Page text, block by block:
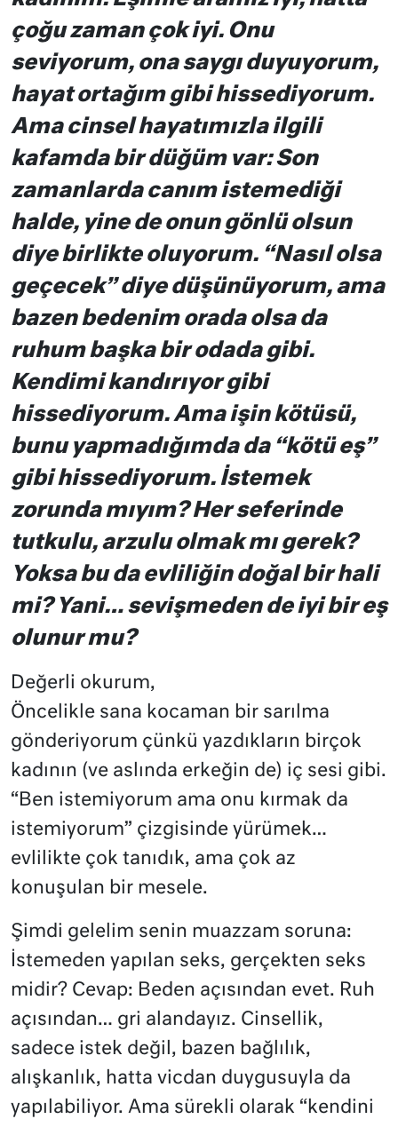
çoğu zaman çok iyi. Onu
seviyorum, ona saygı duyuyorum,
hayat ortağım gibi hissediyorum.
Ama cinsel hayatımızla ilgili
kafamda bir düğüm var: Son
zamanlarda canım istemediği
halde, yine de onun gönlü olsun
diye birlikte oluyorum. “Nasıl olsa
geçecek” diye düşünüyorum, ama
bazen bedenim orada olsa da
ruhum başka bir odada gibi.
Kendimi kandırıyor gibi
hissediyorum. Ama işin kötüsü,
bunu yapmadığımda da “kötü eş”
gibi hissediyorum. İstemek
zorunda mıyım? Her seferinde
tutkulu, arzulu olmak mı gerek?
Yoksa bu da evliliğin doğal bir hali
mi? Yani… sevişmeden de iyi bir eş
olunur mu?
Değerli okurum,
Öncelikle sana kocaman bir sarılma
gönderiyorum çünkü yazdıkların birçok
kadının (ve aslında erkeğin de) iç sesi gibi.
“Ben istemiyorum ama onu kırmak da
istemiyorum” çizgisinde yürümek…
evlilikte çok tanıdık, ama çok az
konuşulan bir mesele.
Şimdi gelelim senin muazzam soruna:
İstemeden yapılan seks, gerçekten seks
midir? Cevap: Beden açısından evet. Ruh
açısından… gri alandayız. Cinsellik,
sadece istek değil, bazen bağlılık,
alışkanlık, hatta vicdan duygusuyla da
yapılabiliyor. Ama sürekli olarak “kendini